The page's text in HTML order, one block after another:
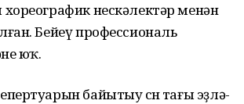
нескәлектәр менән
Бейеү профессиональ
юҡ.
байытыу өсөн тағы эҙлә­